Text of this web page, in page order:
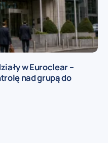
w Euroclear –
nad grupą do